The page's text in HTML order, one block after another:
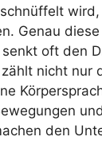
Genau diese
oft den
nicht nur
den